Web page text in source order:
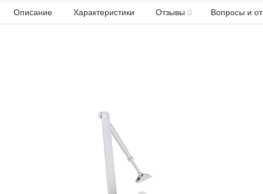
Описание Характеристики Отзывы 0 Вопросы и